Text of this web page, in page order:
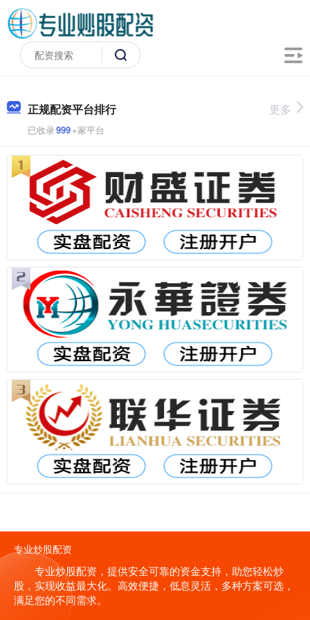
正规配资平台排行
已收录999+家平台
更多
专业炒股配资
专业炒股配资，提供安全可靠的资金支持，助您轻松炒
股，实现收益最大化。高效便捷，低息灵活，多种方案可选，
满足您的不同需求。